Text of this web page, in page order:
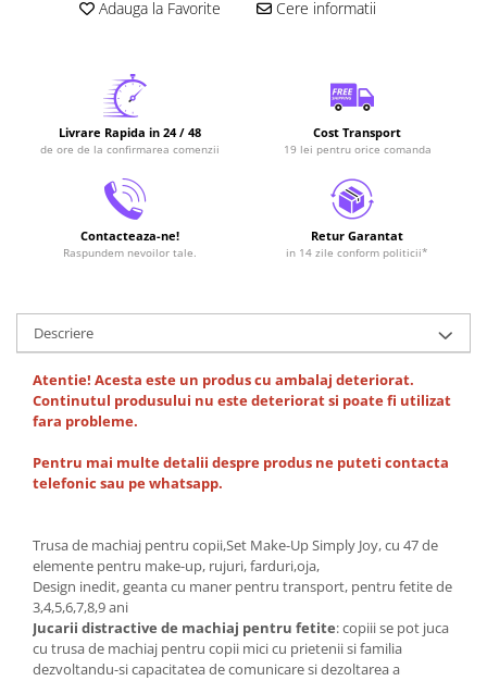
Adauga la Favorite Cere informatii
Livrare Rapida in 24 / 48
de ore de la confirmarea comenzii
Cost Transport
19 lei pentru orice comanda
Contacteaza-ne!
Raspundem nevoilor tale.
Retur Garantat
in 14 zile conform politicii*
Descriere
Atentie! Acesta este un produs cu ambalaj deteriorat.
Continutul produsului nu este deteriorat si poate fi utilizat
fara probleme.
Pentru mai multe detalii despre produs ne puteti contacta
telefonic sau pe whatsapp.
Trusa de machiaj pentru copii,Set Make-Up Simply Joy, cu 47 de
elemente pentru make-up, rujuri, farduri,oja,
Design inedit, geanta cu maner pentru transport, pentru fetite de
3,4,5,6,7,8,9 ani
Jucarii distractive de machiaj pentru fetite: copiii se pot juca
cu trusa de machiaj pentru copii mici cu prietenii si familia
dezvoltandu-si capacitatea de comunicare si dezoltarea a